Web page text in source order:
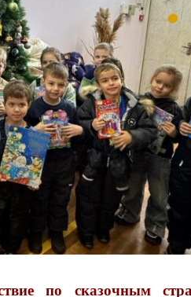
по сказочным